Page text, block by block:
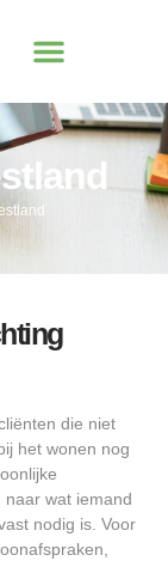
die niet
het wonen nog
naar wat iemand
nodig is. Voor